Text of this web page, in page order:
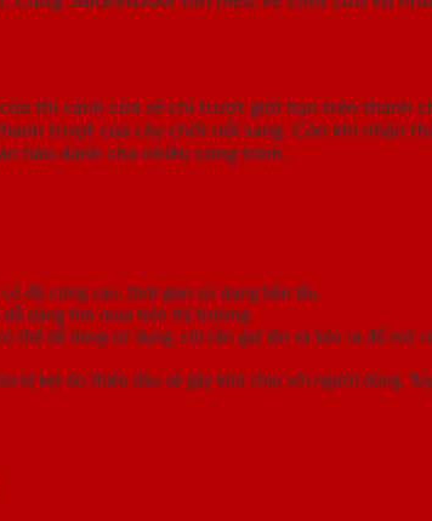
thì cánh cửa sẽ chỉ trượt giới hạn trên thanh
trượt của cây chốt nổi sang. Còn khi nhận
hảo dành cho nhiều công trình.
độ cứng cao, thời gian sử dụng bền lâu.
dễ dàng tìm mua trên thị trường.
thể dễ dàng sử dụng, chỉ cần gạt lên và kéo ra để mở
bị kẹt do thiếu dầu sẽ gây khó chịu với người dùng.